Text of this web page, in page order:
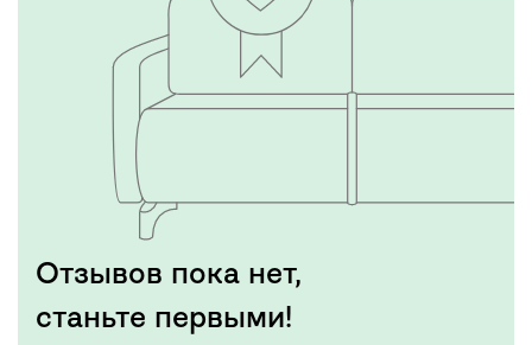
Отзывов пока нет,
станьте первыми!